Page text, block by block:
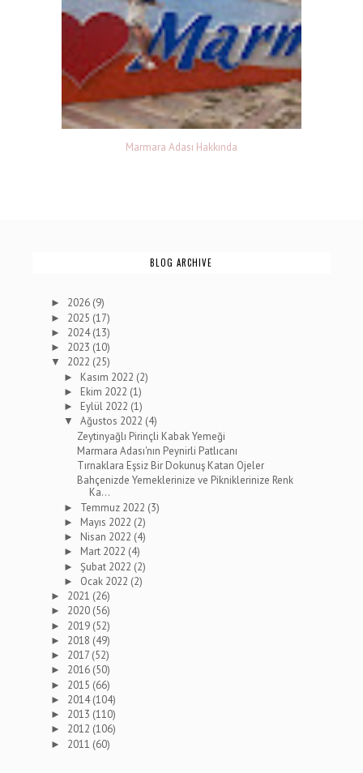
Marmara Adası Hakkında
BLOG ARCHIVE
► 2026 (9)
► 2025 (17)
► 2024(13)
► 2023 (10)
▼ 2022 (25)
► Kasım 2022 (2)
► Ekim 2022 (1)
► Eylül 2022 (1)
▼Ağustos 2022 (4)
Zeytinyağlı Pirinçli Kabak Yemeği
Marmara Adası'nın Peynirli Patlıcanı
Tırnaklara Eşsiz Bir Dokunuş Katan Ojeler
Bahçenizde Yemeklerinize ve Pikniklerinize Renk
Ka...
► Temmuz 2022 (3)
► Mayıs 2022 (2)
► Nisan 2022 (4)
► Mart 2022 (4)
► Şubat 2022 (2)
► Ocak 2022 (2)
► 2021 (26)
► 2020 (56)
► 2019 (52)
► 2018 (49)
► 2017 (52)
► 2016 (50)
► 2015 (66)
► 2014(104)
► 2013 (110)
► 2012 (106)
► 2011 (60)